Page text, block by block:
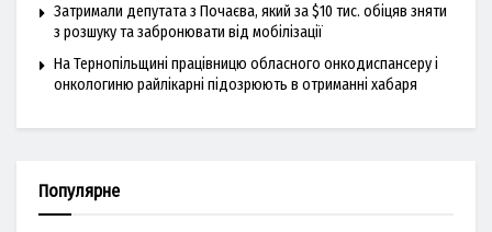
Затримали депутата з Почаєва, який за $10 тис. обіцяв зняти
з розшуку та забронювати від мобілізації
На Тернопільщині працівницю обласного онкодиспансеру і
онкологиню райлікарні підозрюють в отриманні хабаря
Популярне